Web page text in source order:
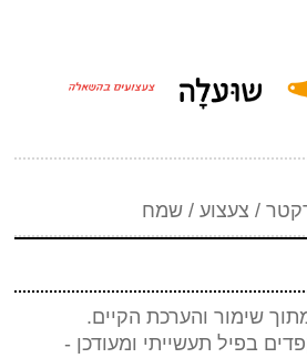
/ צעצוע / שמח
שימור והערכת הקיים.
בפיל תעשייתי ומעודכן -